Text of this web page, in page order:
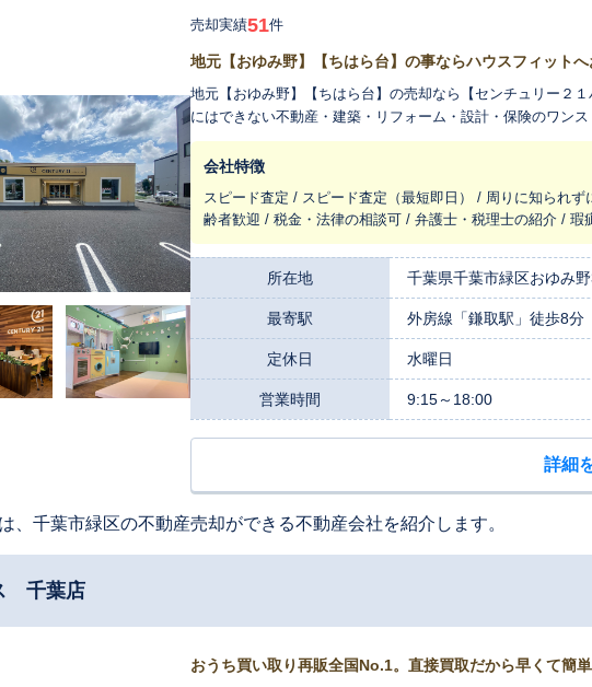
売却実績51件
地元【おゆみ野】【ちはら台】の事ならハウスフィットへ
地元【おゆみ野】【ちはら台】の売却なら【センチュリー２
にはできない不動産・建築・リフォーム・設計・保険のワン
会社特徴
スピード査定 / スピード査定（最短即日） / 周りに知られ
齢者歓迎 / 税金・法律の相談可 / 弁護士・税理士の紹介 / 瑕
所在地 千葉県千葉市緑区おゆみ
最寄駅 外房線「鎌取駅」徒歩8分
定休日 水曜日
営業時間 9:15～18:00
詳細
、千葉市緑区の不動産売却ができる不動産会社を紹介します。
千葉店
おうち買い取り再販全国No.1。直接買取だから早くて簡